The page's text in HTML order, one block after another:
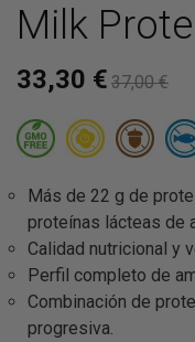
Milk
33,30 € 37,00 €
Más de 22 g de
proteínas lácteas de
Calidad nutricional y
Perfil completo de
Combinación de
progresiva.